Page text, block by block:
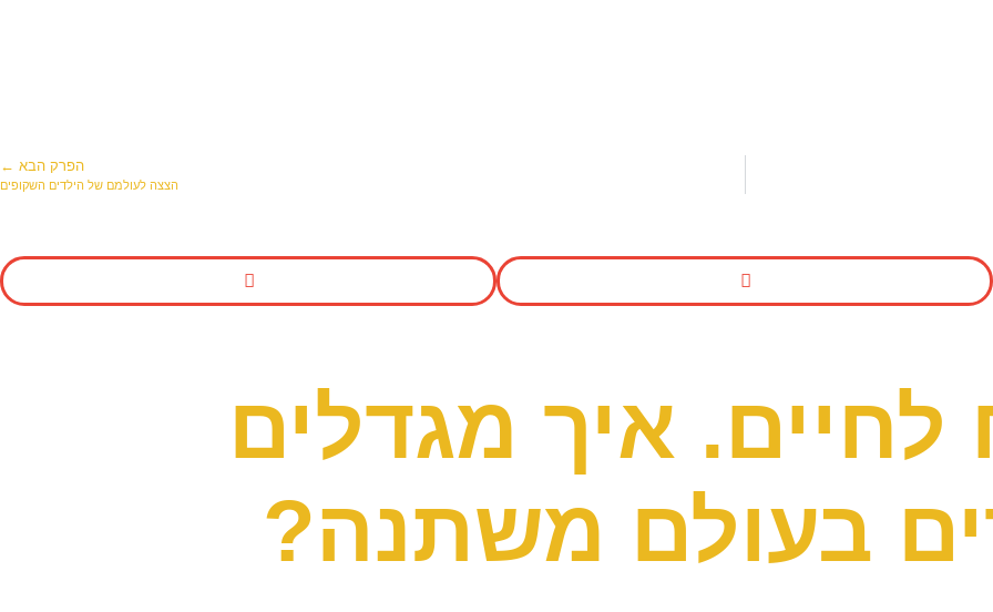
הפרק הבא ←
הצצה לעולמם של הילדים השקופים
איך מגדלים
בעולם משתנה?